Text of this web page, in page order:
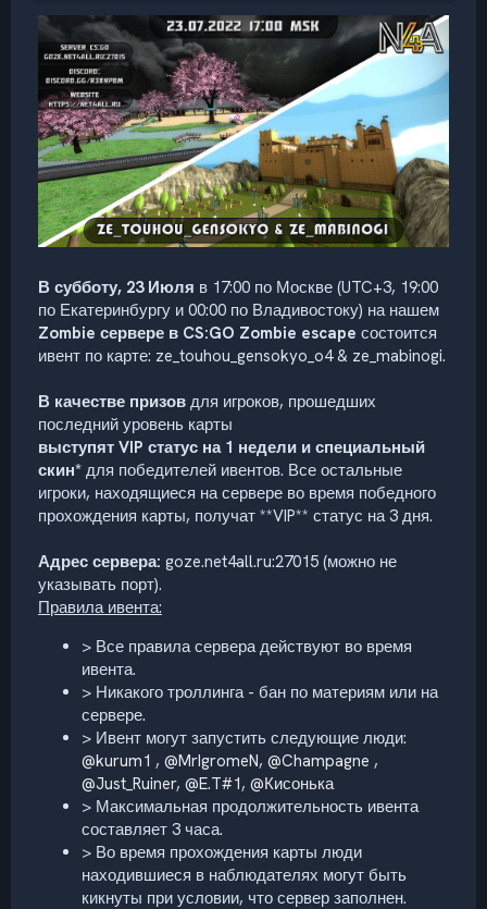
ы
а
В субботу, 23 Июля в 17:00 по Москве (UTC+3, 19:00
по Екатеринбургу и 00:00 по Владивостоку) на нашем
Zombie сервере в CS:GO Zombie escape состоится
ивент по карте: ze_touhou_gensokyo_o4 & ze_mabinogi.
В качестве призов для игроков, прошедших
последний уровень карты
выступят VIP статус на 1 недели и специальный
скин* для победителей ивентов. Все остальные
игроки, находящиеся на сервере во время победного
прохождения карты, получат **VIP** статус на 3 дня.
Адрес сервера: goze.net4all.ru:27015 (можно не
указывать порт).
Правила ивента:
> Все правила сервера действуют во время
ивента.
> Никакого троллинга - бан по материям или на
сервере.
> Ивент могут запустить следующие люди:
@kurum1 , @MrIgromeN, @Champagne ,
@Just_Ruiner, @E.T#1, @Кисонька
> Максимальная продолжительность ивента
составляет 3 часа.
> Во время прохождения карты люди
находившиеся в наблюдателях могут быть
кикнуты при условии, что сервер заполнен.